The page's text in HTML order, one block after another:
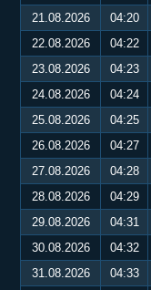
21.08.2026
04:20
22.08.2026
04:22
23.08.2026
04:23
24.08.2026
04:24
25.08.2026
04:25
26.08.2026
04:27
27.08.2026
04:28
28.08.2026
04:29
29.08.2026
04:31
30.08.2026
04:32
31.08.2026
04:33